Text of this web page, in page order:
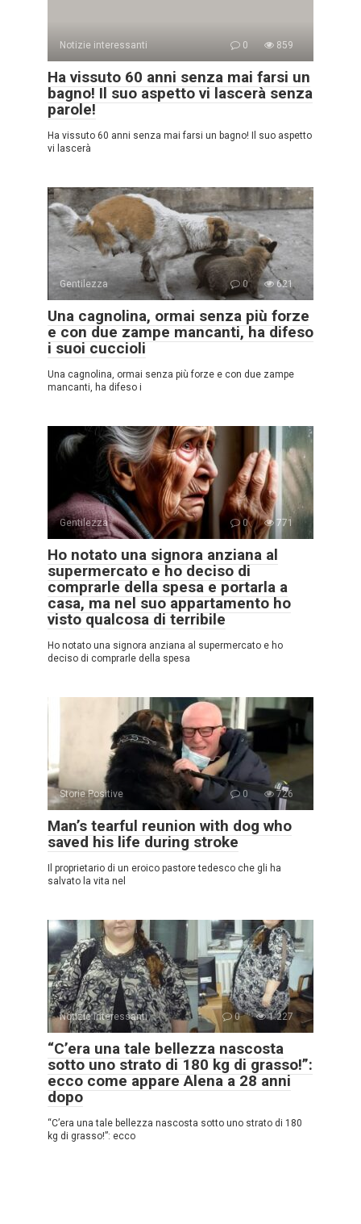
Notizie interessanti 0 859
Ha vissuto 60 anni senza mai farsi un
bagno! Il suo aspetto vi lascerà senza
parole!
Ha vissuto 60 anni senza mai farsi un bagno! Il suo aspetto
vi lascerà
Gentilezza 0 621
Una cagnolina, ormai senza più forze
e con due zampe mancanti, ha difeso
i suoi cuccioli
Una cagnolina, ormai senza più forze e con due zampe
mancanti, ha difeso i
Gentilezza 0 771
Ho notato una signora anziana al
supermercato e ho deciso di
comprarle della spesa e portarla a
casa, ma nel suo appartamento ho
visto qualcosa di terribile
Ho notato una signora anziana al supermercato e ho
deciso di comprarle della spesa
Storie Positive 0 726
Man’s tearful reunion with dog who
saved his life during stroke
Il proprietario di un eroico pastore tedesco che gli ha
salvato la vita nel
Notizie interessanti 0 1.227
“C’era una tale bellezza nascosta
sotto uno strato di 180 kg di grasso!”:
ecco come appare Alena a 28 anni
dopo
“C’era una tale bellezza nascosta sotto uno strato di 180
kg di grasso!”: ecco